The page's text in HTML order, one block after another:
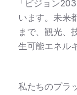
「ビジョン
います。未来
まで、観光、
生可能エネル
私たちのプラ